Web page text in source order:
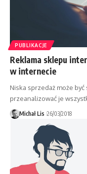
PUBLIKACJE
Reklama sklepu
w internecie
Niska sprzedaż może
przeanalizować je
Michał Lis 26/03/2018